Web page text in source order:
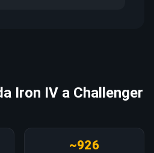
Iron IV a Challenger
~926